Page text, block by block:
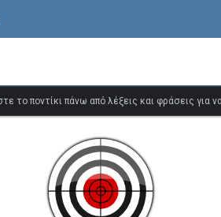
το ποντίκι πάνω από λέξεις και φράσεις για